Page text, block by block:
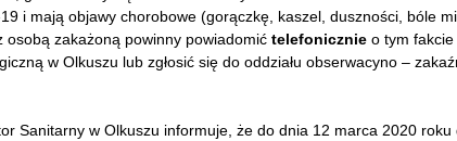
i mają objawy chorobowe (gorączkę, kaszel, duszności, bóle
osobą zakażoną powinny powiadomić telefonicznie o tym
w Olkuszu lub zgłosić się do oddziału obserwacyno –
Sanitarny w Olkuszu informuje, że do dnia 12 marca 2020 roku